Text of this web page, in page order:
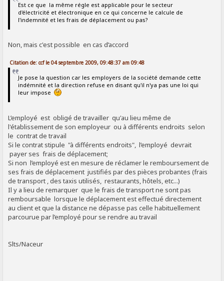
Est ce que la même régle est applicable pour le secteur
d'électricité et électronique en ce qui concerne le calcule de
l'indemnité et les frais de déplacement ou pas?
Non, mais c'est possible en cas d’accord
Citation de: ccf le 04 septembre 2009, 09:48:37 am 09:48
Je pose la question car les employers de la société demande cette
indémnité et la direction refuse en disant qu'il n'ya pas une loi qui
leur impose
L’employé est obligé de travailler qu'au lieu même de
l'établissement de son employeur ou à différents endroits selon
le contrat de travail
Si le contrat stipule "à différents endroits", l’employé devrait
payer ses frais de déplacement;
Si non l’employé est en mesure de réclamer le remboursement de
ses frais de déplacement justifiés par des pièces probantes (frais
de transport , des taxis utilisés, restaurants, hôtels, etc...)
Il y a lieu de remarquer que le frais de transport ne sont pas
remboursable lorsque le déplacement est effectué directement
au client et que la distance ne dépasse pas celle habituellement
parcourue par l’employé pour se rendre au travail
Slts/Naceur